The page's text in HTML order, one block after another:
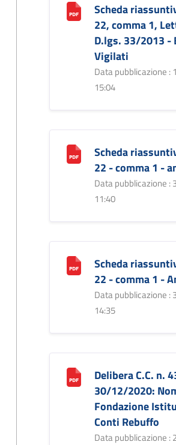
Scheda
22, comma 1,
D.lgs. 33/2013 -
Vigilati
Data pubblicazione :
15:04
Scheda
22 - comma 1 -
Data pubblicazione :
11:40
Scheda
22 - comma 1 -
Data pubblicazione :
14:35
Delibera C.C. n.
30/12/2020:
Fondazione
Conti Rebuffo
Data pubblicazione :